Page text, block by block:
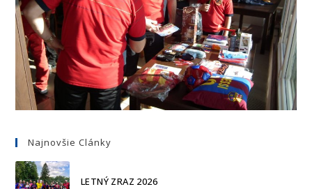
Najnovšie Clánky
LETNÝ ZRAZ 2026